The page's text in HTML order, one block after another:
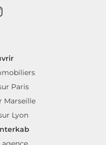
Paris
Marseille
Lyon